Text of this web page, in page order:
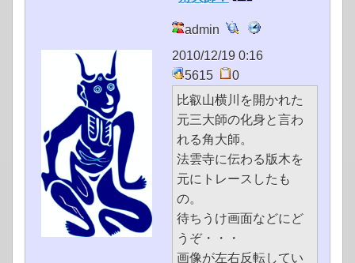
admin
2010/12/19 0:16
5615
0
比叡山横川を開かれた
元三大師の化身と言わ
れる角大師。
法雲寺に伝わる版木を
元にトレースしたも
の。
待ちうけ画面などにど
うぞ・・・
画像が左右反転してい